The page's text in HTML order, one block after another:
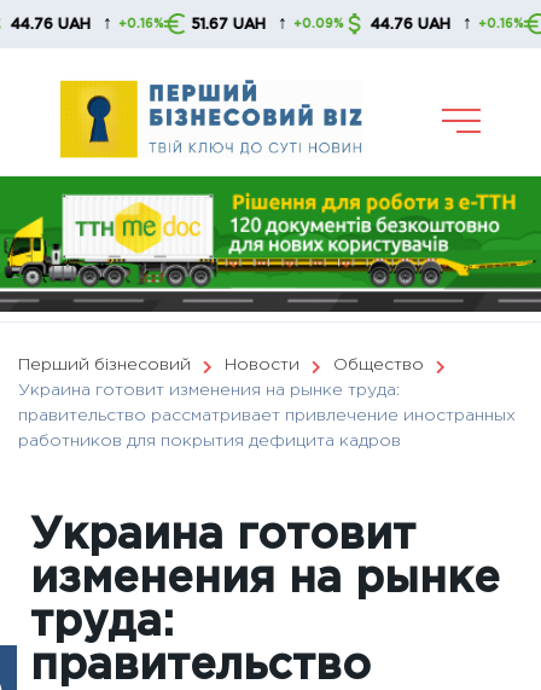
Skip
UAH ↑ +0.16% 51.67 UAH ↑ +0.09% 44.76 UAH ↑ +0.16%
Перший бізнесовий Новости
Общество
Украина готовит изменения на рынке труда:
правительство рассматривает привлечение иностранных
работников для покрытия дефицита кадров
Украина готовит
изменения на рынке
труда:
правительство